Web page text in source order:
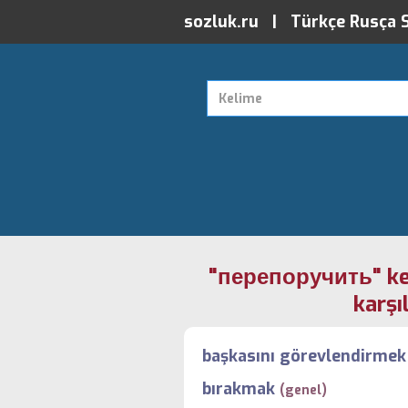
sozluk.ru | Türkçe Rusça
"перепоручить"
başkasını görevlendirmek
bırakmak (genel)